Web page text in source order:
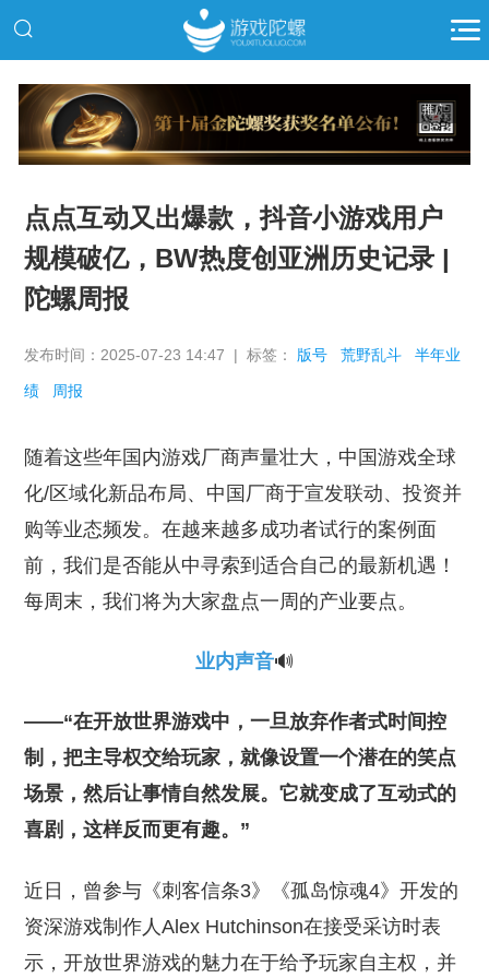
推广
点点互动又出爆款，抖音小游戏用户
规模破亿，BW热度创亚洲历史记录 |
陀螺周报
发布时间：2025-07-23 14:47 | 标签： 版号 荒野乱斗 半年业
绩 周报
随着这些年国内游戏厂商声量壮大，中国游戏全球
化/区域化新品布局、中国厂商于宣发联动、投资并
购等业态频发。在越来越多成功者试行的案例面
前，我们是否能从中寻索到适合自己的最新机遇！
每周末，我们将为大家盘点一周的产业要点。
业内声音🔊
——“在开放世界游戏中，一旦放弃作者式时间控
制，把主导权交给玩家，就像设置一个潜在的笑点
场景，然后让事情自然发展。它就变成了互动式的
喜剧，这样反而更有趣。”
近日，曾参与《刺客信条3》《孤岛惊魂4》开发的
资深游戏制作人Alex Hutchinson在接受采访时表
示，开放世界游戏的魅力在于给予玩家自主权，并